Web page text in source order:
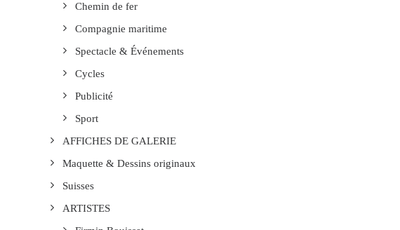
Chemin de fer
Compagnie maritime
Spectacle & Événements
Cycles
Publicité
Sport
AFFICHES DE GALERIE
Maquette & Dessins originaux
Suisses
ARTISTES